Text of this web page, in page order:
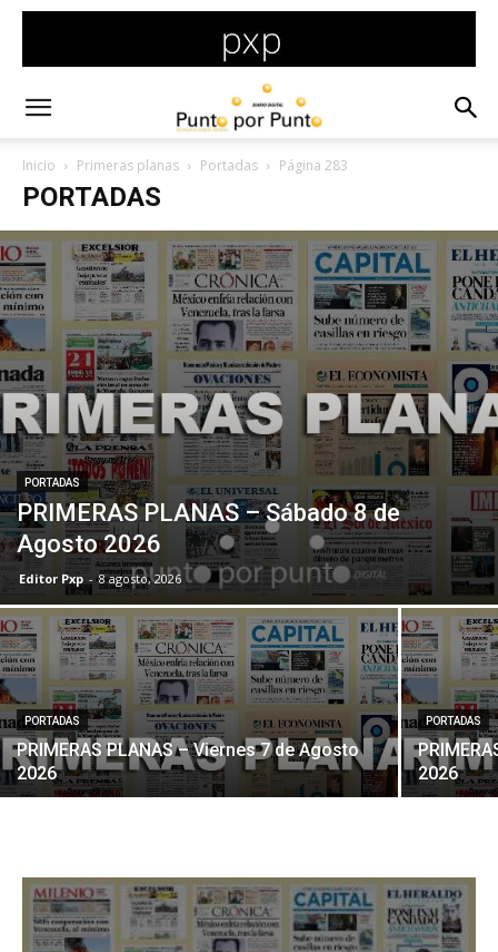
Inicio Primeras planas Portadas Página 283
PORTADAS
PORTADAS
PRIMERAS PLANAS – Sábado 8 de
Agosto 2026
Editor Pxp - 8 agosto, 2026
PORTADAS
PRIMERAS PLANAS – Viernes 7 de Agosto
2026
PORTADAS
2026